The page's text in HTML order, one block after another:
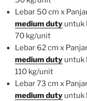
Lebar 50 cm x
medium duty untuk
70 kg/unit
Lebar 62 cm x
medium duty untuk
110 kg/unit
Lebar 73 cm x
medium duty untuk